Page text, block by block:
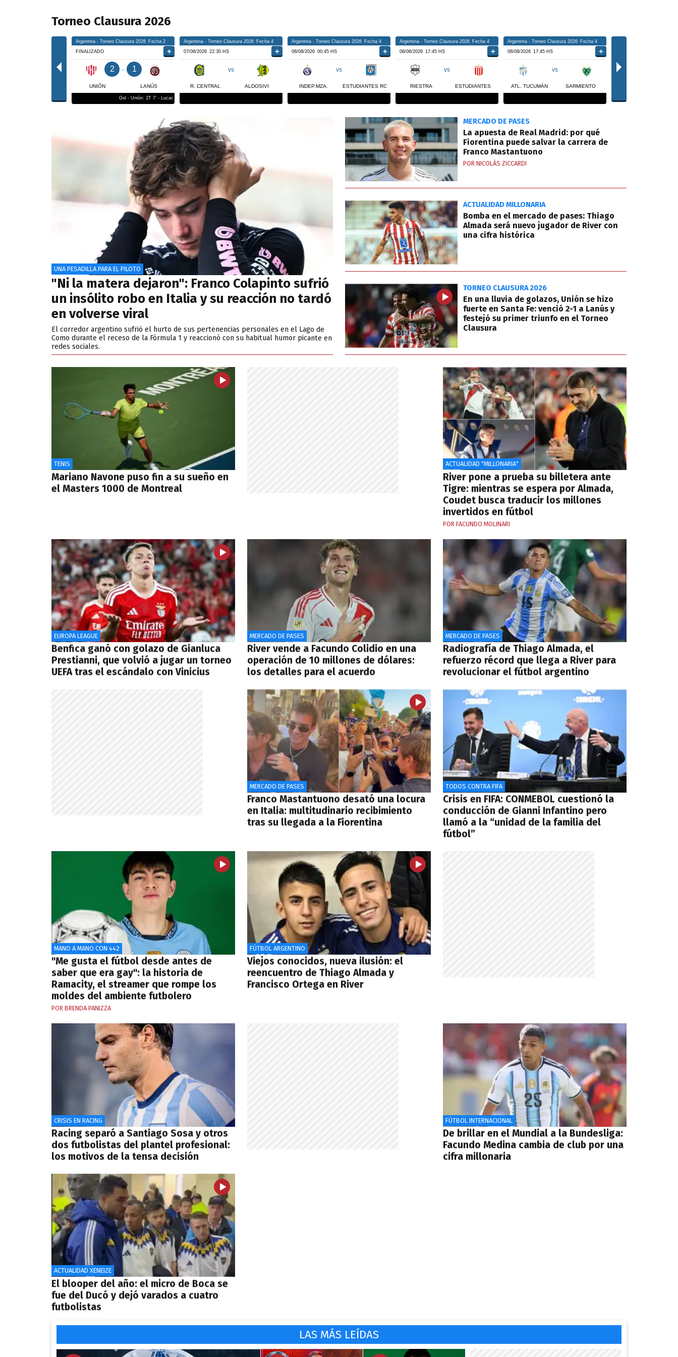
Torneo Clausura 2026
UNA PESADILLA PARA EL PILOTO
"Ni la matera dejaron": Franco Colapinto sufrió
un insólito robo en Italia y su reacción no tardó
en volverse viral
El corredor argentino sufrió el hurto de sus pertenencias personales en el Lago de
Como durante el receso de la Fórmula 1 y reaccionó con su habitual humor picante en
redes sociales.
MERCADO DE PASES
La apuesta de Real Madrid: por qué
Fiorentina puede salvar la carrera de
Franco Mastantuono
POR NICOLÁS ZICCARDI
ACTUALIDAD MILLONARIA
Bomba en el mercado de pases: Thiago
Almada será nuevo jugador de River con
una cifra histórica
TORNEO CLAUSURA 2026
En una lluvia de golazos, Unión se hizo
fuerte en Santa Fe: venció 2-1 a Lanús y
festejó su primer triunfo en el Torneo
Clausura
TENIS
Mariano Navone puso fin a su sueño en
el Masters 1000 de Montreal
ACTUALIDAD "MILLONARIA"
River pone a prueba su billetera ante
Tigre: mientras se espera por Almada,
Coudet busca traducir los millones
invertidos en fútbol
POR FACUNDO MOLINARI
EUROPA LEAGUE
Benfica ganó con golazo de Gianluca
Prestianni, que volvió a jugar un torneo
UEFA tras el escándalo con Vinicius
MERCADO DE PASES
River vende a Facundo Colidio en una
operación de 10 millones de dólares:
los detalles para el acuerdo
MERCADO DE PASES
Radiografía de Thiago Almada, el
refuerzo récord que llega a River para
revolucionar el fútbol argentino
MERCADO DE PASES
Franco Mastantuono desató una locura
en Italia: multitudinario recibimiento
tras su llegada a la Fiorentina
TODOS CONTRA FIFA
Crisis en FIFA: CONMEBOL cuestionó la
conducción de Gianni Infantino pero
llamó a la “unidad de la familia del
fútbol”
MANO A MANO CON 442
"Me gusta el fútbol desde antes de
saber que era gay": la historia de
Ramacity, el streamer que rompe los
moldes del ambiente futbolero
POR BRENDA PANIZZA
FÚTBOL ARGENTINO
Viejos conocidos, nueva ilusión: el
reencuentro de Thiago Almada y
Francisco Ortega en River
CRISIS EN RACING
Racing separó a Santiago Sosa y otros
dos futbolistas del plantel profesional:
los motivos de la tensa decisión
FÚTBOL INTERNACIONAL
De brillar en el Mundial a la Bundesliga:
Facundo Medina cambia de club por una
cifra millonaria
ACTUALIDAD XENEIZE
El blooper del año: el micro de Boca se
fue del Ducó y dejó varados a cuatro
futbolistas
LAS MÁS LEÍDAS